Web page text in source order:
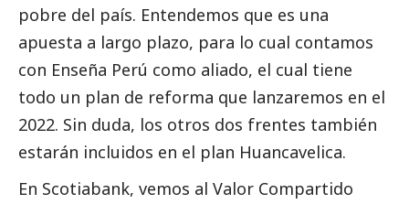
pobre del país. Entendemos que es una
apuesta a largo plazo, para lo cual contamos
con Enseña Perú como aliado, el cual tiene
todo un plan de reforma que lanzaremos en el
2022. Sin duda, los otros dos frentes también
estarán incluidos en el plan Huancavelica.
En Scotiabank, vemos al Valor Compartido